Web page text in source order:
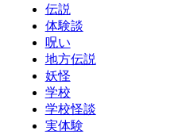
伝説
体験談
呪い
地方伝説
妖怪
学校
学校怪談
実体験